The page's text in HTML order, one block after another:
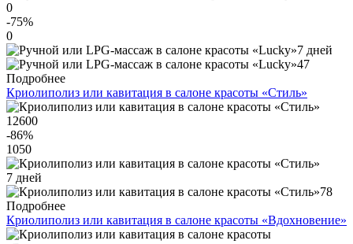
0
-75%
0
7 дней
47
Подробнее
Криолиполиз или кавитация в салоне красоты «Стиль»
12600
-86%
1050
7 дней
78
Подробнее
Криолиполиз или кавитация в салоне красоты «Вдохновение»